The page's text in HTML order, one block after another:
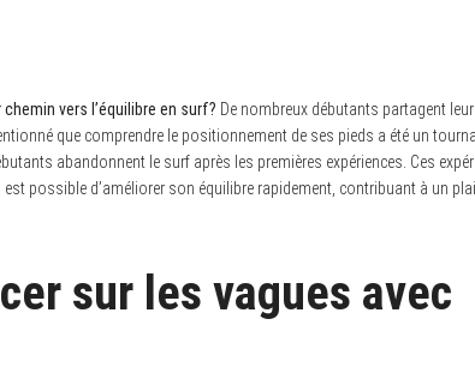
vers l’équilibre en surf? De nombreux débutants partagent
que comprendre le positionnement de ses pieds a été un
abandonnent le surf après les premières expériences. Ces
possible d’améliorer son équilibre rapidement, contribuant à un
sur les vagues avec